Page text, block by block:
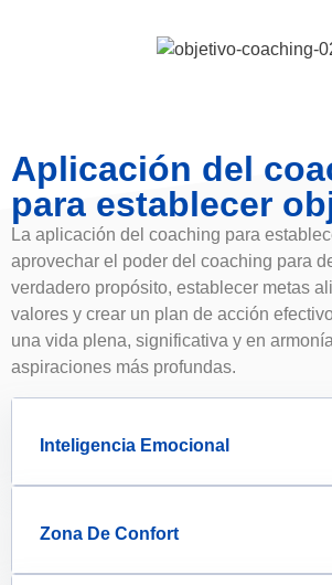
Aplicación del
para establecer
La aplicación del coaching para
aprovechar el poder del coaching para
verdadero propósito, establecer metas
valores y crear un plan de acción
una vida plena, significativa y en
aspiraciones más profundas.
Inteligencia Emocional
Zona De Confort